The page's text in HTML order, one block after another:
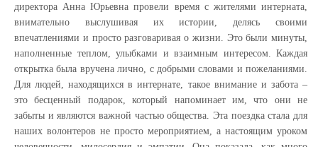
директора Анна Юрьевна провели время с жителями интерната,
внимательно выслушивая их истории, делясь своими
впечатлениями и просто разговаривая о жизни. Это были минуты,
наполненные теплом, улыбками и взаимным интересом. Каждая
открытка была вручена лично, с добрыми словами и пожеланиями.
Для людей, находящихся в интернате, такое внимание и забота –
это бесценный подарок, который напоминает им, что они не
забыты и являются важной частью общества. Эта поездка стала для
наших волонтеров не просто мероприятием, а настоящим уроком